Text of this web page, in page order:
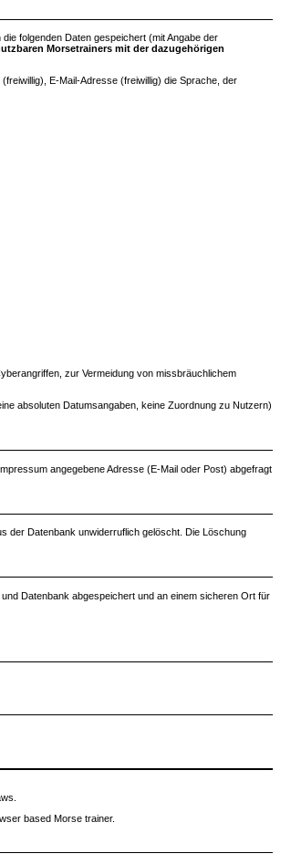
folgenden Daten gespeichert (mit Angabe der
Morsetrainers mit der dazugehörigen
E-Mail-Adresse (freiwillig) die Sprache, der
zur Vermeidung von missbräuchlichem
absoluten Datumsangaben, keine Zuordnung zu Nutzern)
angegebene Adresse (E-Mail oder Post) abgefragt
der Datenbank unwiderruflich gelöscht. Die Löschung
Datenbank abgespeichert und an einem sicheren Ort für
based Morse trainer.